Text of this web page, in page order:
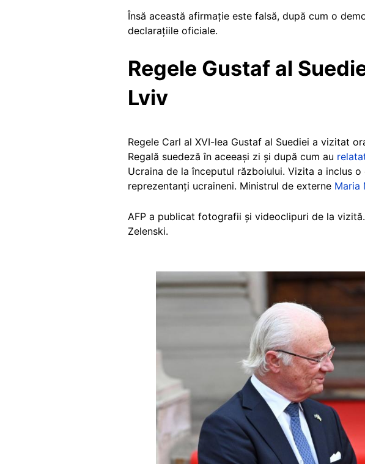
Însă această afirmație este falsă, după cum o
declarațiile oficiale.
Regele Gustaf al
Lviv
Regele Carl al XVI-lea Gustaf al Suediei a vizitat
Regală suedeză în aceeași zi și după cum au
Ucraina de la începutul războiului. Vizita a inclus
reprezentanți ucraineni. Ministrul de externe Maria
AFP a publicat fotografii și videoclipuri de la
Zelenski.
Image